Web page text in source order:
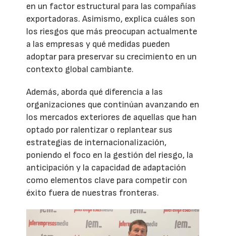
en un factor estructural para las compañías
exportadoras. Asimismo, explica cuáles son
los riesgos que más preocupan actualmente
a las empresas y qué medidas pueden
adoptar para preservar su crecimiento en un
contexto global cambiante.
Además, aborda qué diferencia a las
organizaciones que continúan avanzando en
los mercados exteriores de aquellas que han
optado por ralentizar o replantear sus
estrategias de internacionalización,
poniendo el foco en la gestión del riesgo, la
anticipación y la capacidad de adaptación
como elementos clave para competir con
éxito fuera de nuestras fronteras.